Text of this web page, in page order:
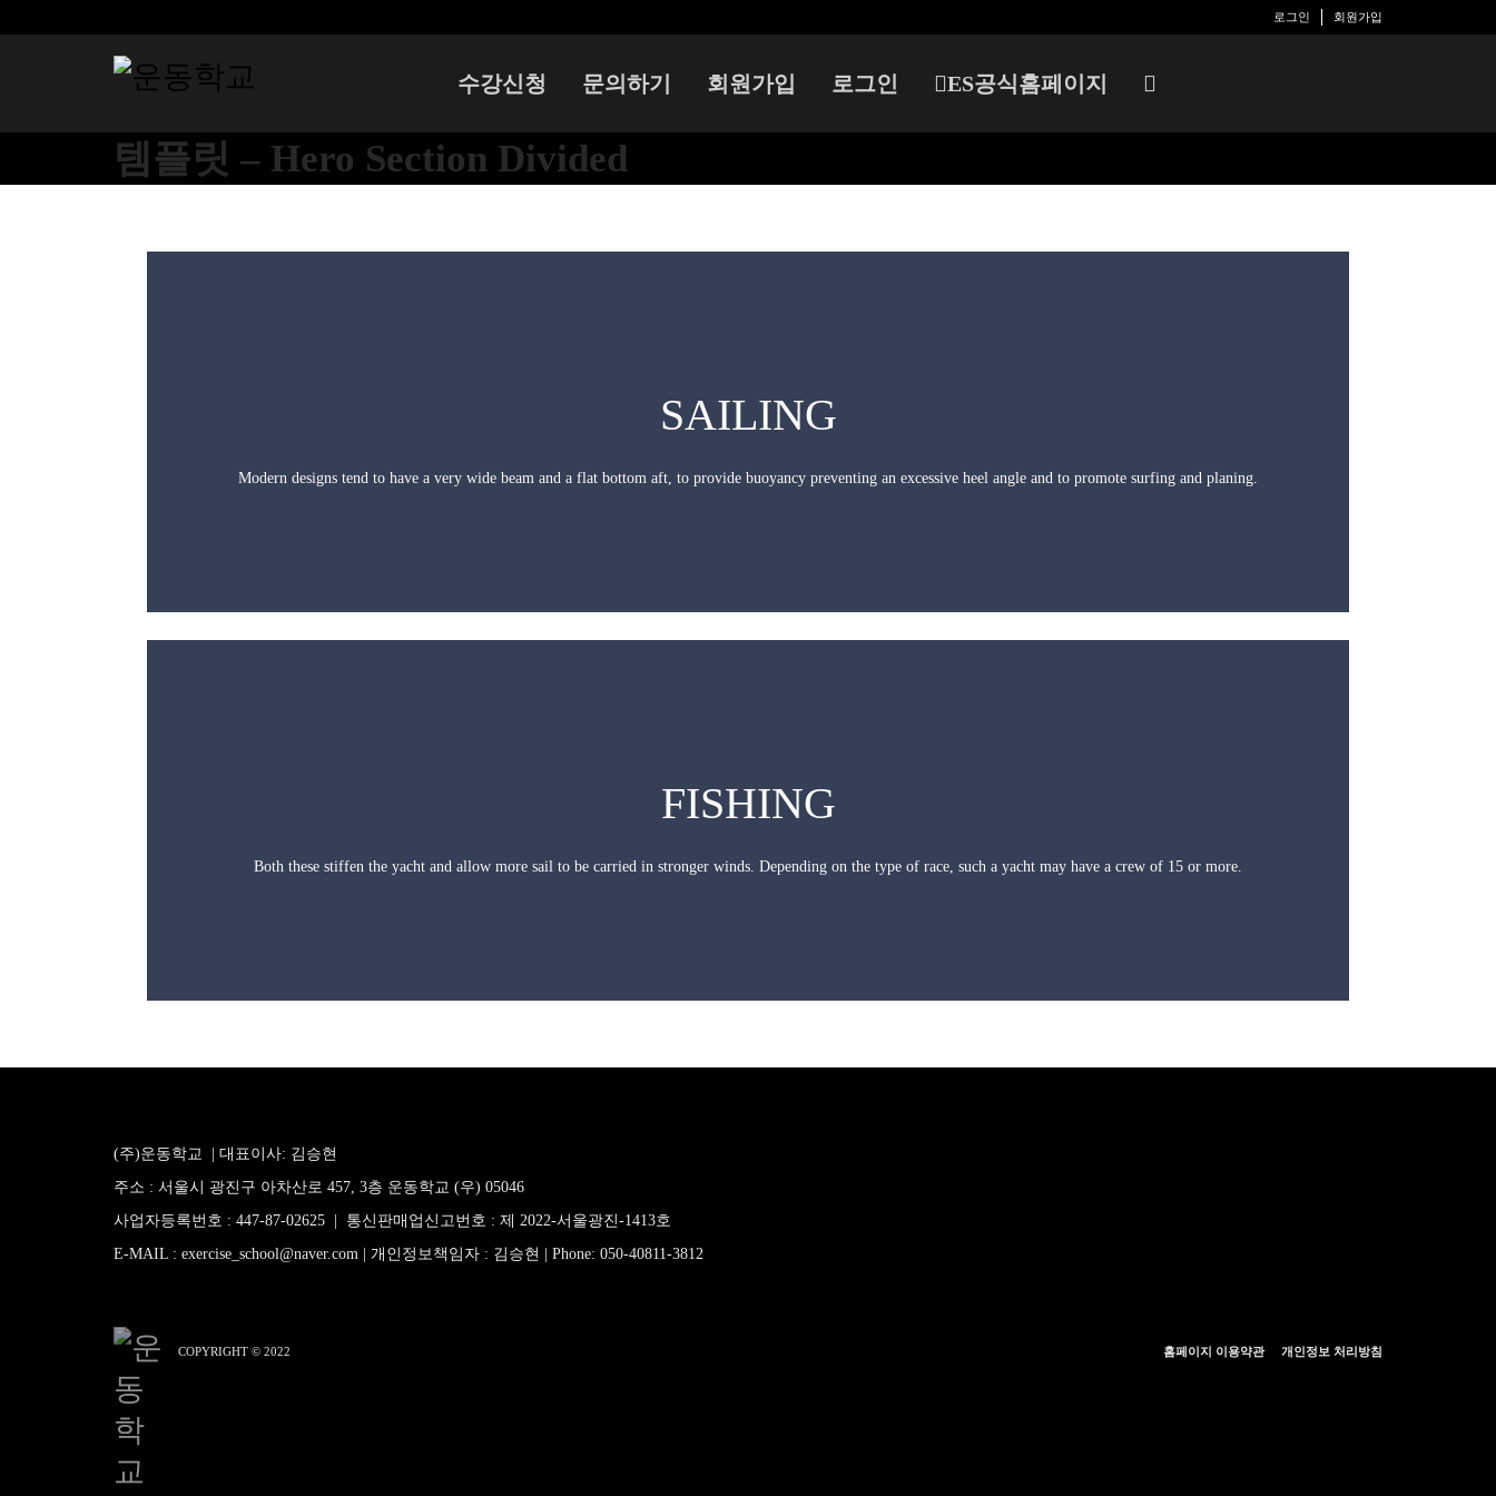
로그인 회원가입
수강신청 문의하기 회원가입 로그인 ES공식홈페이지
템플릿 – Hero Section Divided
SAILING
Modern designs tend to have a very wide beam and a flat bottom aft, to provide buoyancy preventing an excessive heel angle and to promote surfing and planing.
FISHING
Both these stiffen the yacht and allow more sail to be carried in stronger winds. Depending on the type of race, such a yacht may have a crew of 15 or more.
(주)운동학교
| 대표이사: 김승현
주소 : 서울시 광진구 아차산로 457, 3층 운동학교 (우) 05046
사업자등록번호 : 447-87-02625 | 통신판매업신고번호 : 제 2022-서울광진-1413호
E-MAIL : exercise_school@naver.com | 개인정보책임자 : 김승현 | Phone: 050-40811-3812
COPYRIGHT © 2022 홈페이지 이용약관 개인정보 처리방침